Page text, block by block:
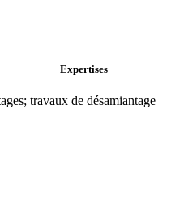
Expertises
travaux de désamiantage